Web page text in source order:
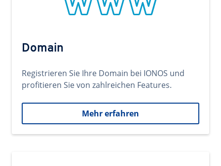
Domain
Registrieren Sie Ihre Domain bei IONOS und
profitieren Sie von zahlreichen Features.
Mehr erfahren